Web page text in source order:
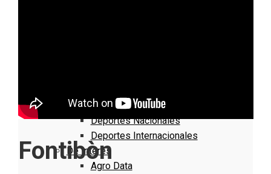
Deportes Locales
Deportes Nacionales
Deportes Internacionales
De Interés
Agro Data
Fontibòn